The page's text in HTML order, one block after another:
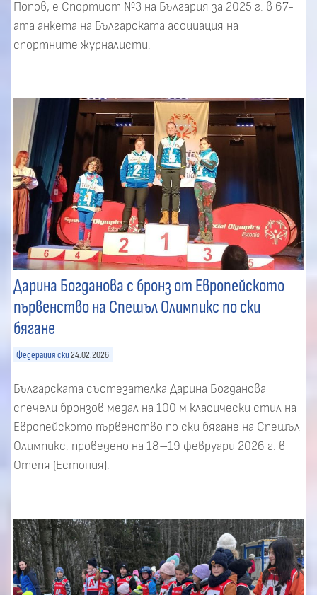
Попов, е Спортист №3 на България за 2025 г. в 67-
ата анкета на Българската асоциация на
спортните журналисти.
Дарина Богданова с бронз от Европейското
първенство на Спешъл Олимпикс по ски
бягане
Федерация ски 24.02.2026
Българската състезателка Дарина Богданова
спечели бронзов медал на 100 м класически стил на
Европейското първенство по ски бягане на Спешъл
Олимпикс, проведено на 18–19 февруари 2026 г. в
Отепя (Естония).